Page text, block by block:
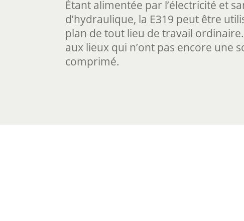
Étant alimentée par l’électricité et
d’hydraulique, la E319 peut être
plan de tout lieu de travail
aux lieux qui n’ont pas encore une
comprimé.